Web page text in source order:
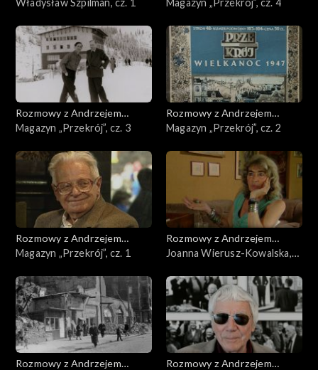
Rozmowy z Andrzejem
Doboszem
Magazyn „Przekrój”, cz. 3
Rozmowy z Andrzejem
Doboszem
Magazyn „Przekrój”, cz. 2
Rozmowy z Andrzejem
Doboszem
Magazyn „Przekrój”, cz. 1
Rozmowy z Andrzejem
Doboszem
Joanna Wierusz-Kowalska,
Rozmowy z Andrzejem
Rozmowy z Andrzejem